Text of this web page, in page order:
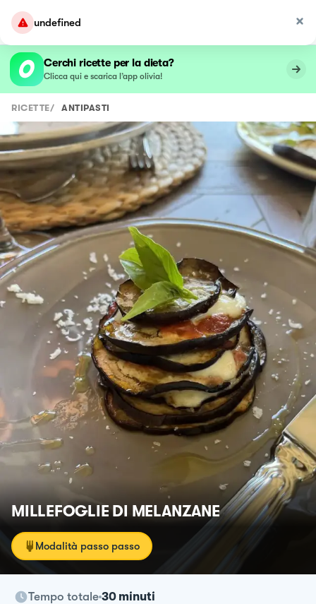
undefined
Cerchi ricette per la dieta?
Clicca qui e scarica l’app olivia!
RICETTE/ ANTIPASTI
MILLEFOGLIE DI MELANZANE
Modalità passo passo
Tempo totale 30 minuti